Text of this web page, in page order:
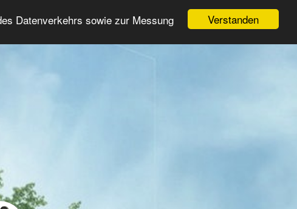
Verstanden
Datenverkehrs sowie zur Messung